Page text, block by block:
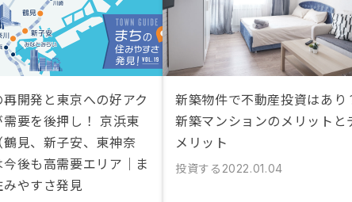
開発と東京への好アク
需要を後押し！ 京浜東
見、新子安、東神奈
今後も高需要エリア｜ま
みやすさ発見
新築物件で不動産投資はあり
新築マンションのメリットと
メリット
投資する 2022.01.04